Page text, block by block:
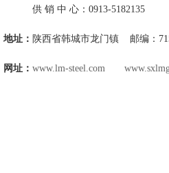
供 销 中 心：0913-5182135
地址： 陕西省韩城市龙门镇 邮编：
网址： www.lm-steel.com